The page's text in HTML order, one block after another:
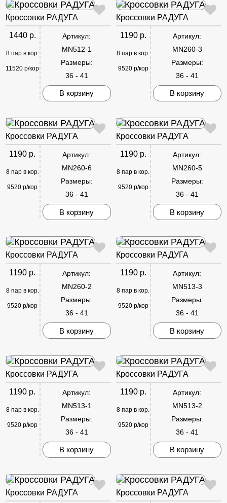
Кроссовки РАДУГА
1440 р.
8 пар в кор.
11520 р/кор
Артикул:
MN512-1
Размеры:
36 - 41
В корзину
Кроссовки РАДУГА
1190 р.
8 пар в кор.
9520 р/кор
Артикул:
MN260-3
Размеры:
36 - 41
В корзину
Кроссовки РАДУГА
1190 р.
8 пар в кор.
9520 р/кор
Артикул:
MN260-6
Размеры:
36 - 41
В корзину
Кроссовки РАДУГА
1190 р.
8 пар в кор.
9520 р/кор
Артикул:
MN260-5
Размеры:
36 - 41
В корзину
Кроссовки РАДУГА
1190 р.
8 пар в кор.
9520 р/кор
Артикул:
MN260-2
Размеры:
36 - 41
В корзину
Кроссовки РАДУГА
1190 р.
8 пар в кор.
9520 р/кор
Артикул:
MN513-3
Размеры:
36 - 41
В корзину
Кроссовки РАДУГА
1190 р.
8 пар в кор.
9520 р/кор
Артикул:
MN513-1
Размеры:
36 - 41
В корзину
Кроссовки РАДУГА
1190 р.
8 пар в кор.
9520 р/кор
Артикул:
MN513-2
Размеры:
36 - 41
В корзину
Кроссовки РАДУГА Кроссовки РАДУГА